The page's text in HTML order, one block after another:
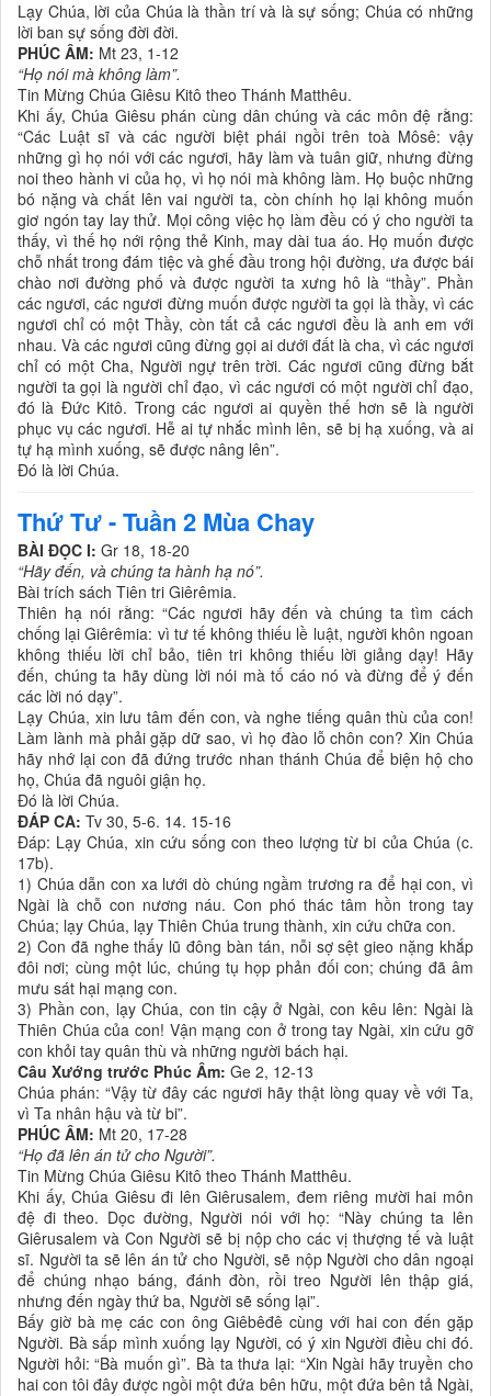
Lạy Chúa, lời của Chúa là thần trí và là sự sống; Chúa có những
lời ban sự sống đời đời.
PHÚC ÂM: Mt 23, 1-12
“Họ nói mà không làm”.
Tin Mừng Chúa Giêsu Kitô theo Thánh Matthêu.
Khi ấy, Chúa Giêsu phán cùng dân chúng và các môn đệ rằng:
“Các Luật sĩ và các người biệt phái ngồi trên toà Môsê: vậy
những gì họ nói với các ngươi, hãy làm và tuân giữ, nhưng đừng
noi theo hành vi của họ, vì họ nói mà không làm. Họ buộc những
bó nặng và chất lên vai người ta, còn chính họ lại không muốn
giơ ngón tay lay thử. Mọi công việc họ làm đều có ý cho người ta
thấy, vì thế họ nới rộng thẻ Kinh, may dài tua áo. Họ muốn được
chỗ nhất trong đám tiệc và ghế đầu trong hội đường, ưa được bái
chào nơi đường phố và được người ta xưng hô là “thầy”. Phần
các ngươi, các ngươi đừng muốn được người ta gọi là thầy, vì các
ngươi chỉ có một Thầy, còn tất cả các ngươi đều là anh em với
nhau. Và các ngươi cũng đừng gọi ai dưới đất là cha, vì các ngươi
chỉ có một Cha, Người ngự trên trời. Các ngươi cũng đừng bắt
người ta gọi là người chỉ đạo, vì các ngươi có một người chỉ đạo,
đó là Ðức Kitô. Trong các ngươi ai quyền thế hơn sẽ là người
phục vụ các ngươi. Hễ ai tự nhắc mình lên, sẽ bị hạ xuống, và ai
tự hạ mình xuống, sẽ được nâng lên”.
Ðó là lời Chúa.
Thứ Tư - Tuần 2 Mùa Chay
BÀI ĐỌC I: Gr 18, 18-20
“Hãy đến, và chúng ta hành hạ nó”.
Bài trích sách Tiên tri Giêrêmia.
Thiên hạ nói rằng: “Các ngươi hãy đến và chúng ta tìm cách
chống lại Giêrêmia: vì tư tế không thiếu lề luật, người khôn ngoan
không thiếu lời chỉ bảo, tiên tri không thiếu lời giảng dạy! Hãy
đến, chúng ta hãy dùng lời nói mà tố cáo nó và đừng để ý đến
các lời nó dạy”.
Lạy Chúa, xin lưu tâm đến con, và nghe tiếng quân thù của con!
Làm lành mà phải gặp dữ sao, vì họ đào lỗ chôn con? Xin Chúa
hãy nhớ lại con đã đứng trước nhan thánh Chúa để biện hộ cho
họ, Chúa đã nguôi giận họ.
Ðó là lời Chúa.
ĐÁP CA: Tv 30, 5-6. 14. 15-16
Ðáp: Lạy Chúa, xin cứu sống con theo lượng từ bi của Chúa (c.
17b).
1) Chúa dẫn con xa lưới dò chúng ngầm trương ra để hại con, vì
Ngài là chỗ con nương náu. Con phó thác tâm hồn trong tay
Chúa; lạy Chúa, lạy Thiên Chúa trung thành, xin cứu chữa con.
2) Con đã nghe thấy lũ đông bàn tán, nỗi sợ sệt gieo nặng khắp
đôi nơi; cùng một lúc, chúng tụ họp phản đối con; chúng đã âm
mưu sát hại mạng con.
3) Phần con, lạy Chúa, con tin cậy ở Ngài, con kêu lên: Ngài là
Thiên Chúa của con! Vận mạng con ở trong tay Ngài, xin cứu gỡ
con khỏi tay quân thù và những người bách hại.
Câu Xướng trước Phúc Âm: Ge 2, 12-13
Chúa phán: “Vậy từ đây các ngươi hãy thật lòng quay về với Ta,
vì Ta nhân hậu và từ bi”.
PHÚC ÂM: Mt 20, 17-28
“Họ đã lên án tử cho Người”.
Tin Mừng Chúa Giêsu Kitô theo Thánh Matthêu.
Khi ấy, Chúa Giêsu đi lên Giêrusalem, đem riêng mười hai môn
đệ đi theo. Dọc đường, Người nói với họ: “Này chúng ta lên
Giêrusalem và Con Người sẽ bị nộp cho các vị thượng tế và luật
sĩ. Người ta sẽ lên án tử cho Người, sẽ nộp Người cho dân ngoại
để chúng nhạo báng, đánh đòn, rồi treo Người lên thập giá,
nhưng đến ngày thứ ba, Người sẽ sống lại”.
Bấy giờ bà mẹ các con ông Giêbêđê cùng với hai con đến gặp
Người. Bà sấp mình xuống lạy Người, có ý xin Người điều chi đó.
Người hỏi: “Bà muốn gì”. Bà ta thưa lại: “Xin Ngài hãy truyền cho
hai con tôi đây được ngồi một đứa bên hữu, một đứa bên tả Ngài,